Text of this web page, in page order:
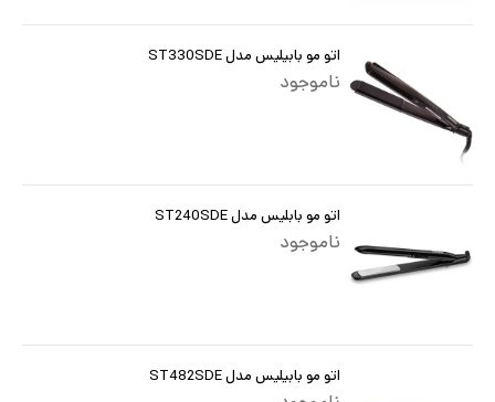
اتو مو بابیلیس مدل ST330SDE
ناموجود
اتو مو بابلیس مدل ST240SDE
ناموجود
اتو مو بابیلیس مدل ST482SDE